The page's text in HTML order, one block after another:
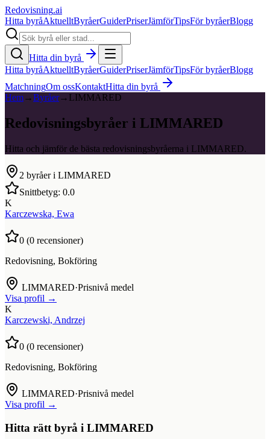
Redovisning.ai
Hitta byråAktuelltByråerGuiderPriserJämförTipsFör byråerBlogg
Hitta din byrå
Hitta byråAktuelltByråerGuiderPriserJämförTipsFör byråerBlogg
MatchningOm ossKontaktHitta din byrå
Hem→Byråer→ LIMMARED
Redovisningsbyråer i LIMMARED
Hitta och jämför de bästa redovisningsbyråerna i LIMMARED.
2 byråer i LIMMARED
Snittbetyg: 0.0
K
Karczewska, Ewa
0 (0 recensioner)
Redovisning, Bokföring
LIMMARED·Prisnivå medel
Visa profil →
K
Karczewski, Andrzej
0 (0 recensioner)
Redovisning, Bokföring
LIMMARED·Prisnivå medel
Visa profil →
Hitta rätt byrå i LIMMARED